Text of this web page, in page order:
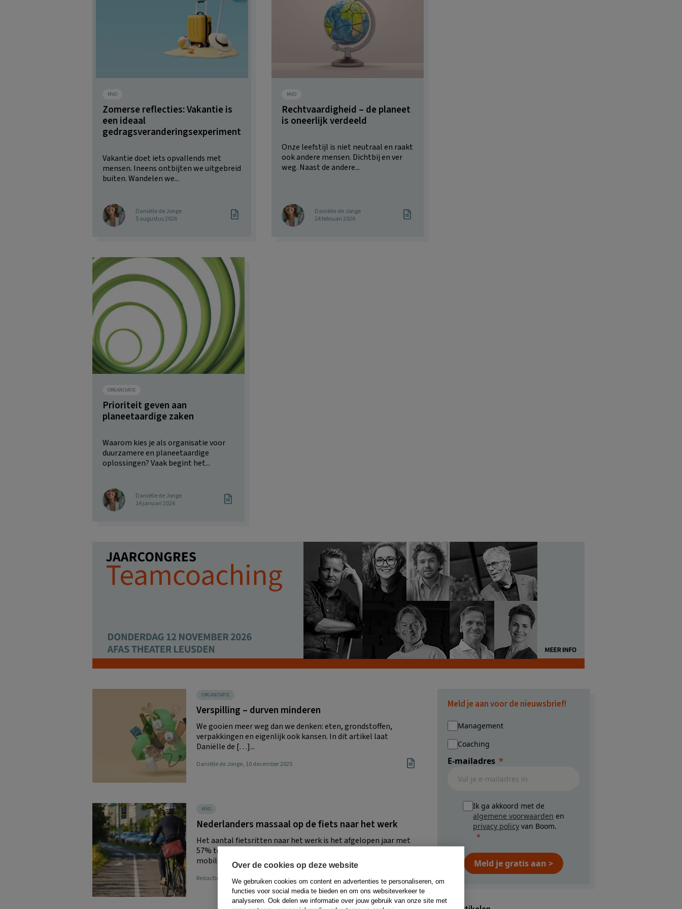
MVO
Zomerse reflecties: Vakantie is
een ideaal
gedragsveranderingsexperiment
Vakantie doet iets opvallends met
mensen. Ineens ontbijten we uitgebreid
buiten. Wandelen we...
Daniëlle de Jonge
5 augustus 2026
MVO
Rechtvaardigheid – de planeet
is oneerlijk verdeeld
Onze leefstijl is niet neutraal en raakt
ook andere mensen. Dichtbij en ver
weg. Naast de andere...
Daniëlle de Jonge
24 februari 2026
ORGANISATIE
Prioriteit geven aan
planeetaardige zaken
Waarom kies je als organisatie voor
duurzamere en planeetaardige
oplossingen? Vaak begint het...
Daniëlle de Jonge
14 januari 2026
ORGANISATIE
Verspilling – durven minderen
We gooien meer weg dan we denken: eten, grondstoffen,
verpakkingen en eigenlijk ook kansen. In dit artikel laat
Daniëlle de […]...
Daniëlle de Jonge, 10 december 2025
MVO
Nederlanders massaal op de fiets naar het werk
Het aantal fietsritten naar het werk is het afgelopen jaar met
57% toegenomen. Dit blijkt uit onderzoek van
mobiliteitsspecialist Shuttel. […]...
Redactie Boom Management , 16 mei 2025
Meld je aan voor de nieuwsbrief!
Management
Coaching
E-mailadres
Ik ga akkoord met de
algemene voorwaarden en
privacy policy van Boom.
Meld je gratis aan >
Over de cookies op deze website
We gebruiken cookies om content en advertenties te personaliseren, om
functies voor social media te bieden en om ons websiteverkeer te
analyseren. Ook delen we informatie over jouw gebruik van onze site met